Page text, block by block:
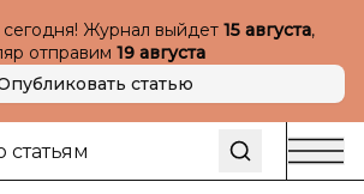
сегодня! Журнал выйдет 15 августа,
отправим 19 августа
статью